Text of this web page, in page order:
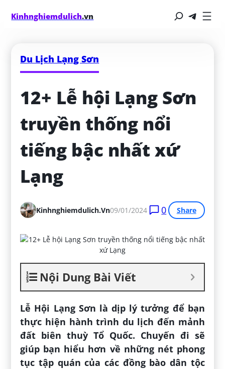
Kinhnghiemdulich.vn
Du Lịch Lạng Sơn
12+ Lễ hội Lạng Sơn
truyền thống nổi
tiếng bậc nhất xứ
Lạng
Kinhnghiemdulich.vn09/01/2024 0 Share
Nội Dung Bài Viết
Lễ Hội Lạng Sơn là dịp lý tưởng để bạn
thực hiện hành trình du lịch đến mảnh
đất biên thuỳ Tổ Quốc. Chuyến đi sẽ
giúp bạn hiểu hơn về những nét phong
tục tập quán của các đồng bào dân tộc